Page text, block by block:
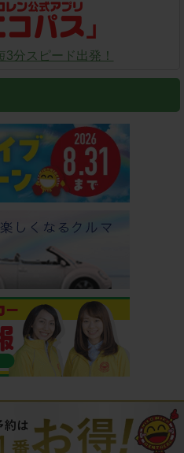
分スピード出発！